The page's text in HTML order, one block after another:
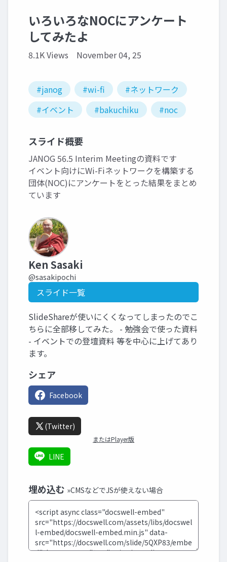
いろいろなNOCにアンケート
してみたよ
8.1K Views November 04, 25
#janog #wi-fi
#ネットワーク
#イベント
#bakuchiku #noc
スライド概要
JANOG 56.5 Interim Meetingの資料です
イベント向けにWi-Fiネットワークを構築する
団体(NOC)にアンケートをとった結果をまとめ
ています
Ken Sasaki
@sasakipochi
スライド一覧
SlideShareが使いにくくなってしまったのでこ
ちらに全部移してみた。 - 勉強会で使った資料
- イベントでの登壇資料 等を中心に上げてあり
ます。
シェア
Facebook
(Twitter)
またはPlayer版
LINE
埋め込む »CMSなどでJSが使えない場合